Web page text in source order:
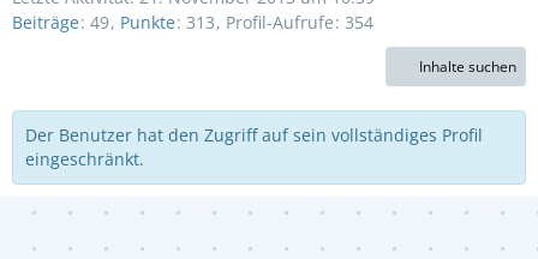
Beiträge 49 Punkte 313 Profil-Aufrufe 354
Inhalte suchen
Der Benutzer hat den Zugriff auf sein vollständiges Profil
eingeschränkt.